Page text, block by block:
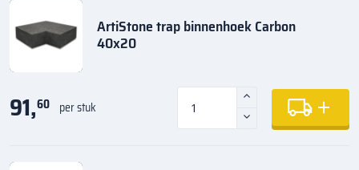
ArtiStone trap binnenhoek Carbon
40x20
91,60 per stuk